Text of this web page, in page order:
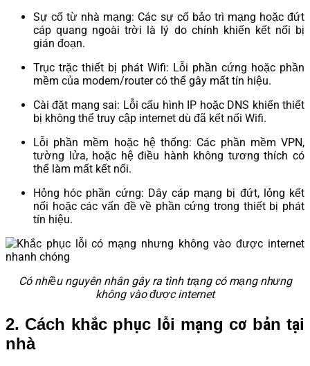
Sự cố từ nhà mạng: Các sự cố bảo trì mạng hoặc đứt
cáp quang ngoài trời là lý do chính khiến kết nối bị
gián đoạn.
Trục trặc thiết bị phát Wifi: Lỗi phần cứng hoặc phần
mềm của modem/router có thể gây mất tín hiệu.
Cài đặt mạng sai: Lỗi cấu hình IP hoặc DNS khiến thiết
bị không thể truy cập internet dù đã kết nối Wifi.
Lỗi phần mềm hoặc hệ thống: Các phần mềm VPN,
tường lửa, hoặc hệ điều hành không tương thích có
thể làm mất kết nối.
Hỏng hóc phần cứng: Dây cáp mạng bị đứt, lỏng kết
nối hoặc các vấn đề về phần cứng trong thiết bị phát
tín hiệu.
Có nhiều nguyên nhân gây ra tình trạng có mạng nhưng
không vào được internet
2. Cách khắc phục lỗi mạng cơ bản tại
nhà